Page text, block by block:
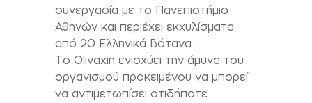
συνεργασία με το Πανεπιστήμιο
Αθηνών και περιέχει εκχυλίσματα
από 20 Ελληνικά Βότανα.
Το Olivaxin ενισχύει την άμυνα του
οργανισμού προκειμένου να μπορεί
να αντιμετωπίσει οτιδήποτε